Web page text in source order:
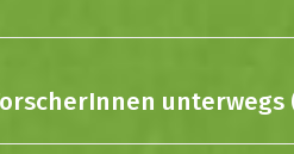
unterwegs